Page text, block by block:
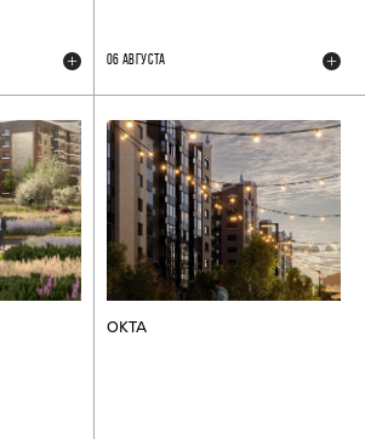
06 АВГУСТА
ОКТА